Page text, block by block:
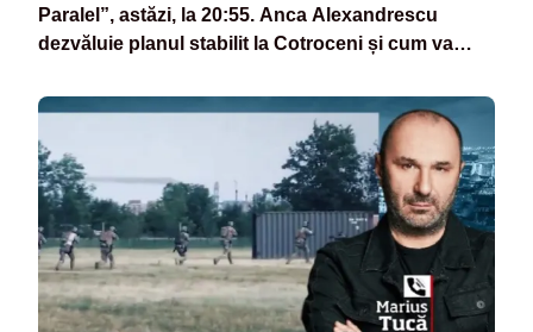
Paralel”, astăzi, la 20:55. Anca Alexandrescu
dezvăluie planul stabilit la Cotroceni și cum va